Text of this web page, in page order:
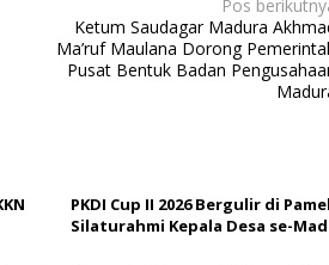
Pos
Ketum Saudagar Madura
Ma’ruf Maulana Dorong
Pusat Bentuk Badan
PKDI Cup II 2026 Bergulir di
Silaturahmi Kepala Desa se-